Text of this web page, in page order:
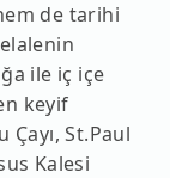
de tarihi
ile iç içe
keyif
Çayı, St.Paul
Kalesi